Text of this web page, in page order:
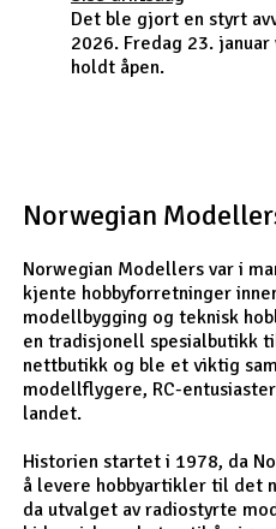
Det ble gjort en styrt
2026. Fredag 23.
holdt åpen.
Norwegian
Norwegian Modellers var i
kjente hobbyforretninger
modellbygging og teknisk
en tradisjonell spesialbutikk
nettbutikk og ble et viktig
modellflygere, RC-
landet.
Historien startet i 1978, da
å levere hobbyartikler til det
da utvalget av radiostyrte